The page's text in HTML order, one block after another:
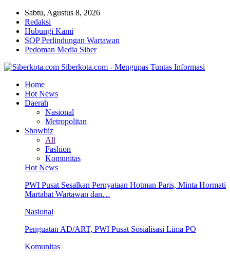
Sabtu, Agustus 8, 2026
Redaksi
Hubungi Kami
SOP Perlindungan Wartawan
Pedoman Media Siber
Siberkota.com - Mengupas Tuntas Informasi
Home
Hot News
Daerah
Nasional
Metropolitan
Showbiz
All
Fashion
Komunitas
Hot News
PWI Pusat Sesalkan Pernyataan Hotman Paris, Minta Hormati
Martabat Wartawan dan…
Nasional
Penguatan AD/ART, PWI Pusat Sosialisasi Lima PO
Komunitas